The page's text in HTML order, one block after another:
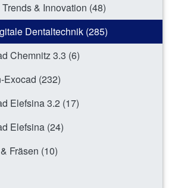
& Innovation (48)
Dentaltechnik (285)
Chemnitz 3.3 (6)
Exocad (232)
Elefsina 3.2 (17)
Elefsina (24)
Fräsen (10)